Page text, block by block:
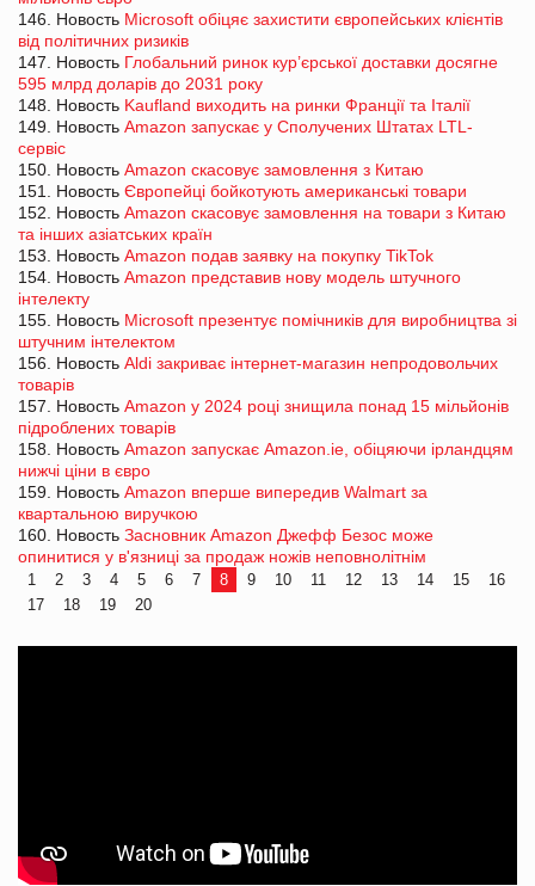
146. Новость Microsoft обіцяє захистити європейських клієнтів
від політичних ризиків
147. Новость Глобальний ринок кур’єрської доставки досягне
595 млрд доларів до 2031 року
148. Новость Kaufland виходить на ринки Франції та Італії
149. Новость Amazon запускає у Сполучених Штатах LTL-
сервіс
150. Новость Amazon скасовує замовлення з Китаю
151. Новость Європейці бойкотують американські товари
152. Новость Amazon скасовує замовлення на товари з Китаю
та інших азіатських країн
153. Новость Amazon подав заявку на покупку TikTok
154. Новость Amazon представив нову модель штучного
інтелекту
155. Новость Microsoft презентує помічників для виробництва зі
штучним інтелектом
156. Новость Aldi закриває інтернет-магазин непродовольчих
товарів
157. Новость Amazon у 2024 році знищила понад 15 мільйонів
підроблених товарів
158. Новость Amazon запускає Amazon.ie, обіцяючи ірландцям
нижчі ціни в євро
159. Новость Amazon вперше випередив Walmart за
квартальною виручкою
160. Новость Засновник Amazon Джефф Безос може
опинитися у в'язниці за продаж ножів неповнолітнім
1 2 3 4 5 6 7 8 9 10 11 12 13 14 15
16
17
18 19 20